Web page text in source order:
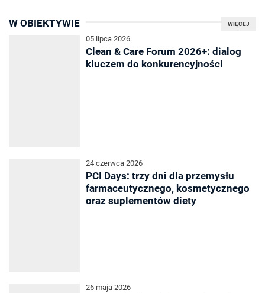
WIĘCEJ
W OBIEKTYWIE
05 lipca 2026
Clean & Care Forum 2026+: dialog
kluczem do konkurencyjności
24 czerwca 2026
PCI Days: trzy dni dla przemysłu
farmaceutycznego, kosmetycznego
oraz suplementów diety
26 maja 2026